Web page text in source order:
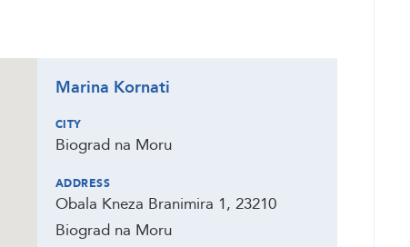
Marina Kornati
CITY
Biograd na Moru
ADDRESS
Obala Kneza Branimira 1, 23210
Biograd na Moru